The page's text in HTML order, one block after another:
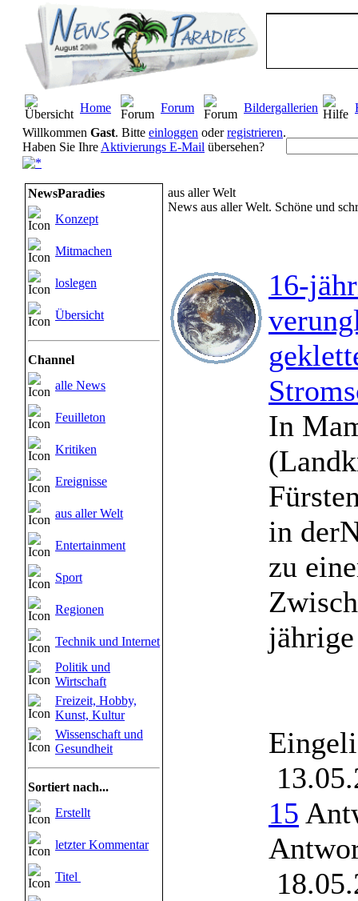
Home Forum Bildergallerien
Willkommen Gast. Bitte einloggen oderregistrieren.
Haben Sie Ihre Aktivierungs E-Mail übersehen?
NewsParadies
Konzept
Mitmachen
loslegen
Übersicht
Channel
alle News
Feuilleton
Kritiken
Ereignisse
aus aller Welt
Entertainment
Sport
Regionen
Technik und Internet
Politik und
Wirtschaft
Freizeit, Hobby,
Kunst, Kultur
Wissenschaft und
Gesundheit
Sortiert nach...
Erstellt
letzter Kommentar
Titel
aus aller Welt
News aus aller Welt. Schöne und
16-
In
in
zu
15